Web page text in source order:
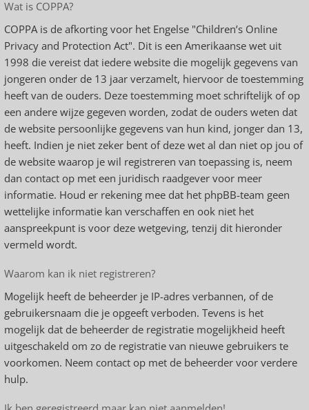
Wat is COPPA?
COPPA is de afkorting voor het Engelse "Children’s Online
Privacy and Protection Act". Dit is een Amerikaanse wet uit
1998 die vereist dat iedere website die mogelijk gegevens van
jongeren onder de 13 jaar verzamelt, hiervoor de toestemming
heeft van de ouders. Deze toestemming moet schriftelijk of op
een andere wijze gegeven worden, zodat de ouders weten dat
de website persoonlijke gegevens van hun kind, jonger dan 13,
heeft. Indien je niet zeker bent of deze wet al dan niet op jou of
de website waarop je wil registreren van toepassing is, neem
dan contact op met een juridisch raadgever voor meer
informatie. Houd er rekening mee dat het phpBB-team geen
wettelijke informatie kan verschaffen en ook niet het
aanspreekpunt is voor deze wetgeving, tenzij dit hieronder
vermeld wordt.
Waarom kan ik niet registreren?
Mogelijk heeft de beheerder je IP-adres verbannen, of de
gebruikersnaam die je opgeeft verboden. Tevens is het
mogelijk dat de beheerder de registratie mogelijkheid heeft
uitgeschakeld om zo de registratie van nieuwe gebruikers te
voorkomen. Neem contact op met de beheerder voor verdere
hulp.